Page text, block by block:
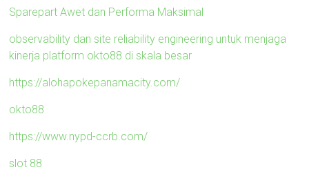
Sparepart Awet dan Performa Maksimal
observability dan site reliability engineering untuk menjaga
kinerja platform okto88 di skala besar
https://alohapokepanamacity.com/
okto88
https://www.nypd-ccrb.com/
slot 88